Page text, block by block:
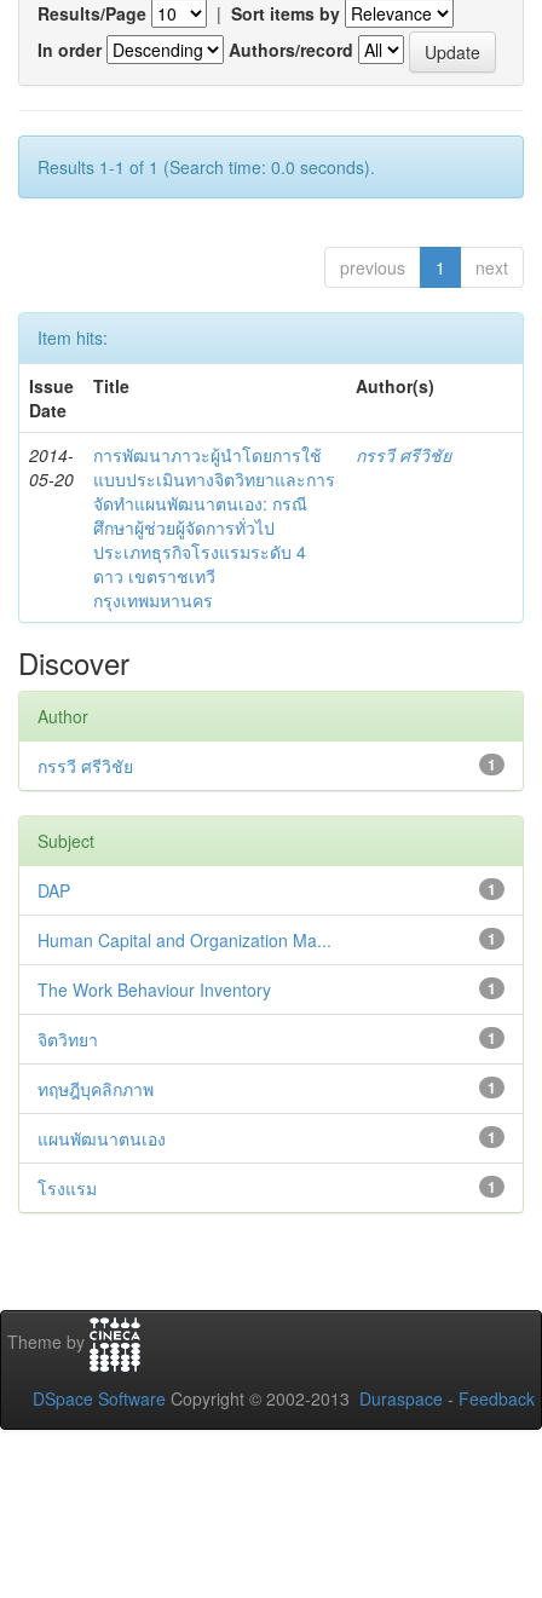
Results/Page | Sort items by
In order
Authors/record
Results 1-1 of 1 (Search time: 0.0 seconds).
previous 1 next
Item hits:
Issue
Date
Title Author(s)
2014-
05-20
การพัฒนาภาวะผู้นำโดยการใช้
แบบประเมินทางจิตวิทยาและการ
จัดทำแผนพัฒนาตนเอง: กรณี
ศึกษาผู้ช่วยผู้จัดการทั่วไป
ประเภทธุรกิจโรงแรมระดับ 4
ดาว เขตราชเทวี
กรุงเทพมหานคร
กรรวี ศรีวิชัย
Discover
Author
1
กรรวี ศรีวิชัย
Subject
1
DAP
1
Human Capital and Organization Ma...
1
The Work Behaviour Inventory
1
จิตวิทยา
1
ทฤษฎีบุคลิกภาพ
1
แผนพัฒนาตนเอง
1
โรงแรม
Theme by
DSpace Software Copyright © 2002-2013 Duraspace - Feedback